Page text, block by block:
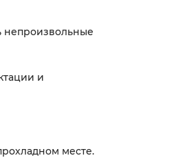
непроизвольные
и
месте.